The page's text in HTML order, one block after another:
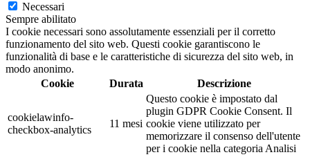
Necessari
Sempre abilitato
I cookie necessari sono assolutamente essenziali per il corretto
funzionamento del sito web. Questi cookie garantiscono le
funzionalità di base e le caratteristiche di sicurezza del sito web, in
modo anonimo.
Cookie
Durata Descrizione
cookielawinfo-
checkbox-analytics
11 mesi
Questo cookie è impostato dal
plugin GDPR Cookie Consent. Il
cookie viene utilizzato per
memorizzare il consenso dell'utente
per i cookie nella categoria Analisi